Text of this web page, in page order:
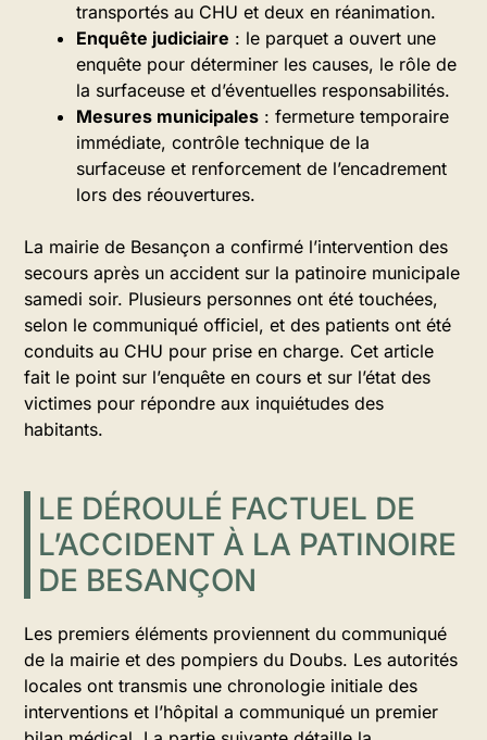
transportés au CHU et deux en réanimation.
Enquête judiciaire : le parquet a ouvert une
enquête pour déterminer les causes, le rôle de
la surfaceuse et d’éventuelles responsabilités.
Mesures municipales : fermeture temporaire
immédiate, contrôle technique de la
surfaceuse et renforcement de l’encadrement
lors des réouvertures.
La mairie de Besançon a confirmé l’intervention des
secours après un accident sur la patinoire municipale
samedi soir. Plusieurs personnes ont été touchées,
selon le communiqué officiel, et des patients ont été
conduits au CHU pour prise en charge. Cet article
fait le point sur l’enquête en cours et sur l’état des
victimes pour répondre aux inquiétudes des
habitants.
LE DÉROULÉ FACTUEL DE
L’ACCIDENT À LA PATINOIRE
DE BESANÇON
Les premiers éléments proviennent du communiqué
de la mairie et des pompiers du Doubs. Les autorités
locales ont transmis une chronologie initiale des
interventions et l’hôpital a communiqué un premier